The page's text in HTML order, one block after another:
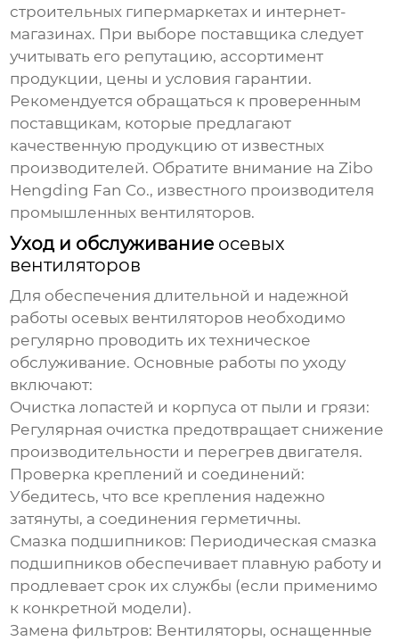
строительных гипермаркетах и интернет-
магазинах. При выборе поставщика следует
учитывать его репутацию, ассортимент
продукции, цены и условия гарантии.
Рекомендуется обращаться к проверенным
поставщикам, которые предлагают
качественную продукцию от известных
производителей. Обратите внимание на Zibo
Hengding Fan Co., известного производителя
промышленных вентиляторов.
Уход и обслуживание осевых
вентиляторов
Для обеспечения длительной и надежной
работы осевых вентиляторов необходимо
регулярно проводить их техническое
обслуживание. Основные работы по уходу
включают:
Очистка лопастей и корпуса от пыли и грязи:
Регулярная очистка предотвращает снижение
производительности и перегрев двигателя.
Проверка креплений и соединений:
Убедитесь, что все крепления надежно
затянуты, а соединения герметичны.
Смазка подшипников: Периодическая смазка
подшипников обеспечивает плавную работу и
продлевает срок их службы (если применимо
к конкретной модели).
Замена фильтров: Вентиляторы, оснащенные